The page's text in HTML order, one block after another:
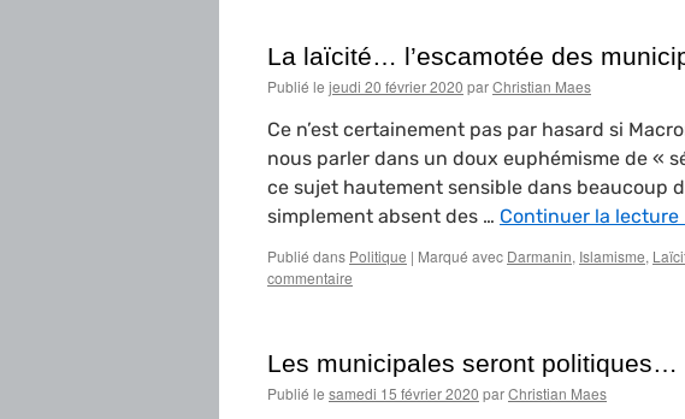
La laïcité… l’escamotée des
Publié le jeudi 20 février 2020 parChristian Maes
Ce n’est certainement pas par hasard si
nous parler dans un doux euphémisme de «
ce sujet hautement sensible dans beaucoup
simplement absent des … Continuer la lecture
Publié dans Politique | Marqué avec Darmanin, Islamisme,
commentaire
Les municipales seront politiques…
Publié le samedi 15 février 2020 parChristian Maes